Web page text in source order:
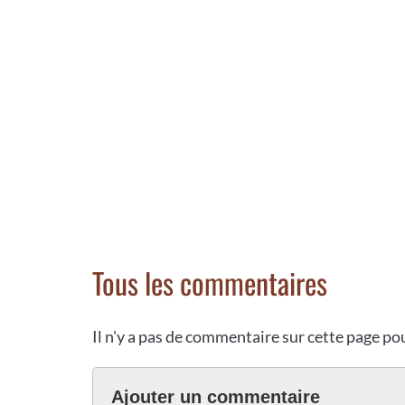
Tous les commentaires
Il n'y a pas de commentaire sur cette page
Ajouter un commentaire